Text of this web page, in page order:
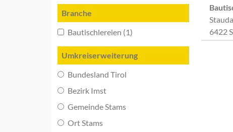
Branche
Bautischlereien (1)
Umkreiserweiterung
Bundesland Tirol
Bezirk Imst
Gemeinde Stams
Ort Stams
6422